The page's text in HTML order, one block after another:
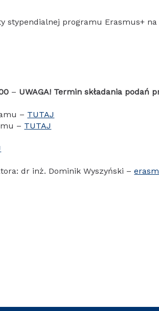
stypendialnej programu Erasmus+
– UWAGA! Termin składania podań
– TUTAJ
– TUTAJ
dr inż. Dominik Wyszyński –